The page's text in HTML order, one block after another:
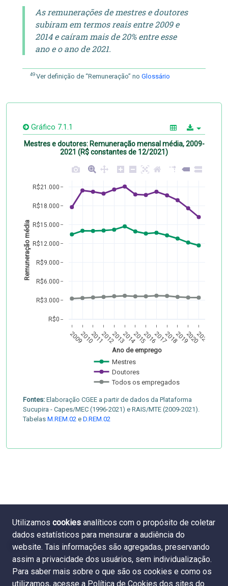
As remunerações de mestres e doutores
subiram em termos reais entre 2009 e
2014 e caíram mais de 20% entre esse
ano e o ano de 2021.
49Ver definição de “Remuneração” no Glossário
Gráfico 7.1.1
Mestres e doutores: Remuneração mensal média, 2009-
2021 (R$ constantes de 12/2021)
2009201020112012201320142015201620172018201920202021
R$0
R$3.000
R$6.000
R$9.000
R$12.000
R$15.000
R$18.000
R$21.000
Mestres
Doutores
Todos os empregados
Ano de emprego
Remuneração média
Fontes: Elaboração CGEE a partir de dados da Plataforma
Sucupira - Capes/MEC (1996-2021) e RAIS/MTE (2009-2021).
Tabelas M.REM.02 e D.REM.02
Utilizamos cookies analíticos com o propósito de coletar
dados estatísticos para mensurar a audiência do
website. Tais informações são agregadas, preservando
assim a privacidade dos usuários, sem individualização.
Para saber mais sobre o que são os cookies e como os
utilizamos, acesse a Política de Cookies dos sites do